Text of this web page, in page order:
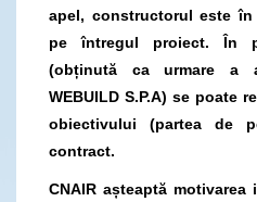
apel, constructorul este
pe întregul proiect. În
(obținută ca urmare a
WEBUILD S.P.A) se poate
obiectivului (partea de
contract.
CNAIR așteaptă